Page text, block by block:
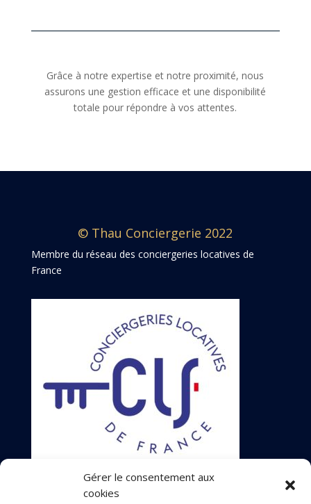
Gérer le consentement aux
cookies
Grâce à notre expertise et notre proximité, nous
assurons une gestion efficace et une disponibilité
totale pour répondre à vos attentes.
© Thau Conciergerie 2022
Membre du réseau des conciergeries locatives de
France
Mentions légales